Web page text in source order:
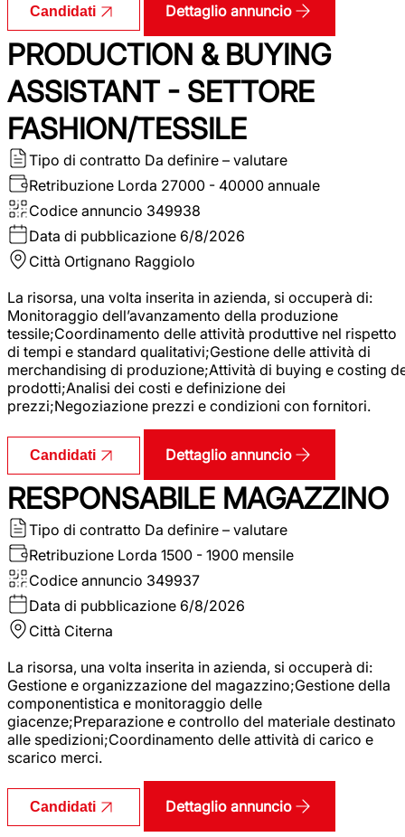
Candidati Dettaglio annuncio
PRODUCTION & BUYING
ASSISTANT - SETTORE
FASHION/TESSILE
Tipo di contratto Da definire – valutare
Retribuzione Lorda 27000 - 40000 annuale
Codice annuncio 349938
Data di pubblicazione 6/8/2026
Città Ortignano Raggiolo
La risorsa, una volta inserita in azienda, si occuperà di:
Monitoraggio dell’avanzamento della produzione
tessile;Coordinamento delle attività produttive nel rispetto
di tempi e standard qualitativi;Gestione delle attività di
merchandising di produzione;Attività di buying e costing
prodotti;Analisi dei costi e definizione dei
prezzi;Negoziazione prezzi e condizioni con fornitori.
Candidati Dettaglio annuncio
RESPONSABILE MAGAZZINO
Tipo di contratto Da definire – valutare
Retribuzione Lorda 1500 - 1900 mensile
Codice annuncio 349937
Data di pubblicazione 6/8/2026
Città Citerna
La risorsa, una volta inserita in azienda, si occuperà di:
Gestione e organizzazione del magazzino;Gestione della
componentistica e monitoraggio delle
giacenze;Preparazione e controllo del materiale destinato
alle spedizioni;Coordinamento delle attività di carico e
scarico merci.
Candidati Dettaglio annuncio